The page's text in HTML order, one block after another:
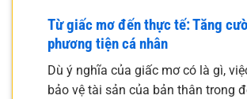
Từ giấc mơ đến thực tế: Tăng
phương tiện cá nhân
Dù ý nghĩa của giấc mơ có là gì,
bảo vệ tài sản của bản thân trong